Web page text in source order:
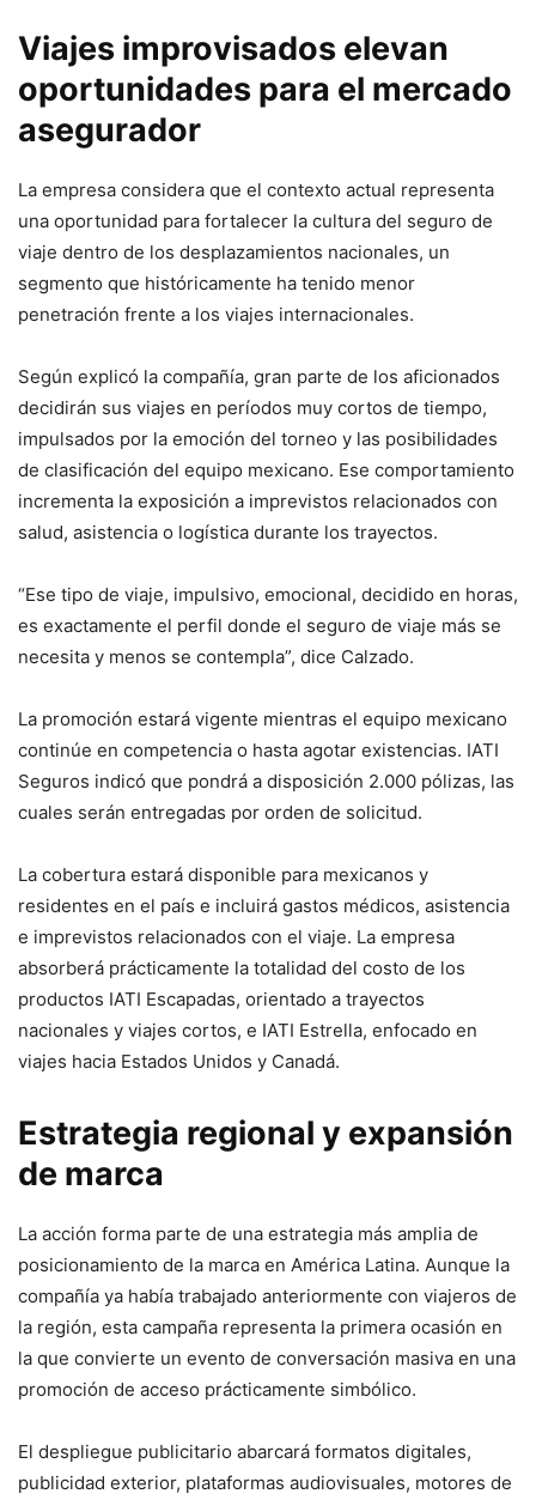
Viajes improvisados elevan
oportunidades para el mercado
asegurador
La empresa considera que el contexto actual representa
una oportunidad para fortalecer la cultura del seguro de
viaje dentro de los desplazamientos nacionales, un
segmento que históricamente ha tenido menor
penetración frente a los viajes internacionales.
Según explicó la compañía, gran parte de los aficionados
decidirán sus viajes en períodos muy cortos de tiempo,
impulsados por la emoción del torneo y las posibilidades
de clasificación del equipo mexicano. Ese comportamiento
incrementa la exposición a imprevistos relacionados con
salud, asistencia o logística durante los trayectos.
“Ese tipo de viaje, impulsivo, emocional, decidido en horas,
es exactamente el perfil donde el seguro de viaje más se
necesita y menos se contempla”, dice Calzado.
La promoción estará vigente mientras el equipo mexicano
continúe en competencia o hasta agotar existencias. IATI
Seguros indicó que pondrá a disposición 2.000 pólizas, las
cuales serán entregadas por orden de solicitud.
La cobertura estará disponible para mexicanos y
residentes en el país e incluirá gastos médicos, asistencia
e imprevistos relacionados con el viaje. La empresa
absorberá prácticamente la totalidad del costo de los
productos IATI Escapadas, orientado a trayectos
nacionales y viajes cortos, e IATI Estrella, enfocado en
viajes hacia Estados Unidos y Canadá.
Estrategia regional y expansión
de marca
La acción forma parte de una estrategia más amplia de
posicionamiento de la marca en América Latina. Aunque la
compañía ya había trabajado anteriormente con viajeros de
la región, esta campaña representa la primera ocasión en
la que convierte un evento de conversación masiva en una
promoción de acceso prácticamente simbólico.
El despliegue publicitario abarcará formatos digitales,
publicidad exterior, plataformas audiovisuales, motores de